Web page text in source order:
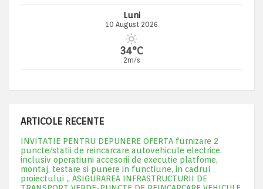
Luni
10 August 2026
34°C
2m/s
ARTICOLE RECENTE
INVITATIE PENTRU DEPUNERE OFERTA furnizare 2
puncte/statii de reincarcare autovehicule electrice,
inclusiv operatiuni accesorii de executie platfome,
montaj, testare si punere in functiune, in cadrul
proiectului „ ASIGURAREA INFRASTRUCTURII DE